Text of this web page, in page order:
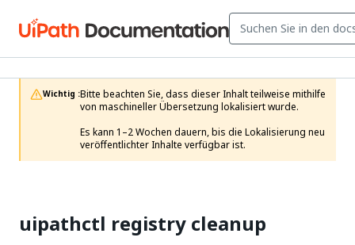
Wichtig :Bitte beachten Sie, dass dieser Inhalt teilweise mithilfe
von maschineller Übersetzung lokalisiert wurde.
Es kann 1–2 Wochen dauern, bis die Lokalisierung neu
veröffentlichter Inhalte verfügbar ist.
uipathctl registry cleanup